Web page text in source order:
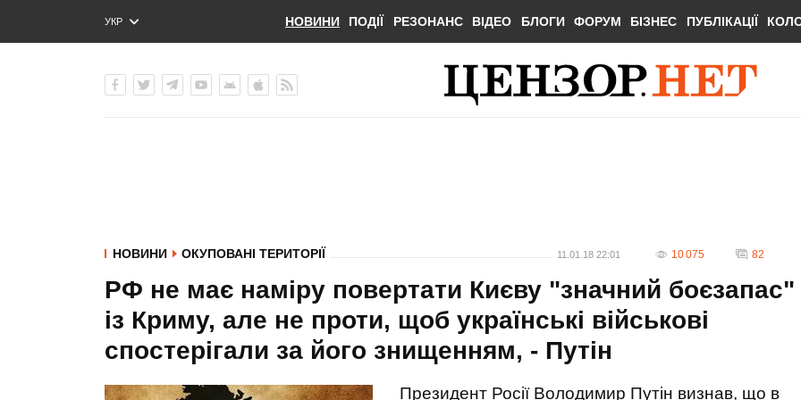
УКР
ENG
НОВИНИ ПОДІЇ РЕЗОНАНС ВІДЕО БЛОГИ ФОРУМ БІЗНЕС ПУБЛІКАЦІЇ
НОВИНИ ОКУПОВАНІ ТЕРИТОРІЇ 11.01.18 22:01 10 075 82
РФ не має наміру повертати Києву "значний боєзапас"
із Криму, але не проти, щоб українські військові
спостерігали за його знищенням, - Путін
Президент Росії Володимир Путін визнав, що в